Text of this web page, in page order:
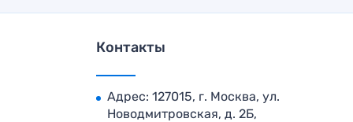
Контакты
Адрес: 127015, г. Москва, ул.
Новодмитровская, д. 2Б,